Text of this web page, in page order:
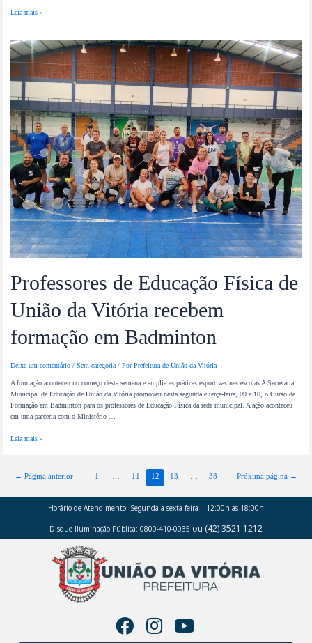
Leia mais »
Professores de Educação Física de
União da Vitória recebem
formação em Badminton
Deixe um comentário /Sem categoria / PorPrefeitura de União da Vitória
A formação aconteceu no começo desta semana e amplia as práticas esportivas nas escolas A Secretaria
Municipal de Educação de União da Vitória promoveu nesta segunda e terça-feira, 09 e 10, o Curso de
Formação em Badminton para os professores de Educação Física da rede municipal. A ação aconteceu
em uma parceria com o Ministério …
Leia mais »
← Página anterior 1 11 12 13 38 Próxima página →
Horário de Atendimento: Segunda a sexta-feira – 12:00h às 18:00h
Disque Iluminação Pública: 0800-410-0035 ou (42) 3521 1212